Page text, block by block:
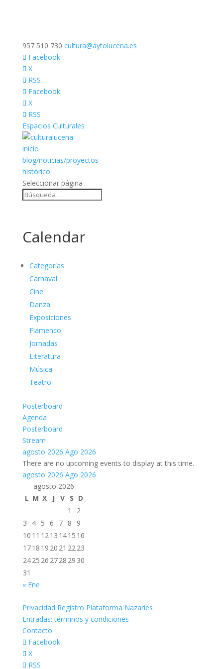
957 510 730 cultura@aytolucena.es
Facebook
X
RSS
Facebook
X
RSS
Espacios Culturales
inicio
blog/noticias/proyectos
histórico
Seleccionar página
Calendar
Categorías
Carnaval
Cine
Danza
Exposiciones
Flamenco
Jornadas
Literatura
Música
Teatro
Posterboard
Agenda
Posterboard
Stream
agosto 2026 Ago 2026
There are no upcoming events to display at this time.
agosto 2026 Ago 2026
agosto 2026
L M X J V S D
1
2
3
4 5 6 7 8
9
10 11 1213 1415 16
1718 19 20 21 2223
2425 26 2728 29 30
31
« Ene
Privacidad Registro Plataforma Nazaries
Entradas: términos y condiciones
Contacto
Facebook
X
RSS